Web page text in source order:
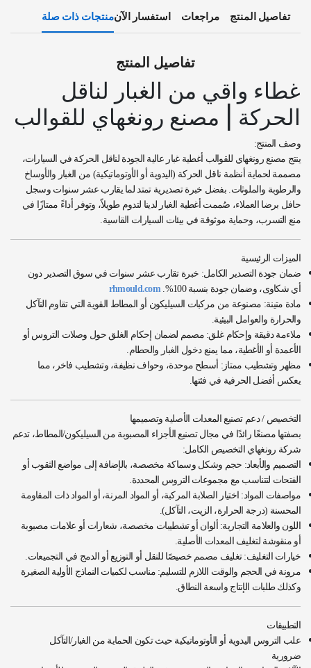
تفاصيل المنتج مراجعات استفسار الآنمنتجات ذات صلة
تفاصيل المنتج
غطاء واقي من الغبار لناقل
الحركة | مصنع رونغهاي للقوالب
وصف المنتج:
ينتج مصنع رونغهاي للقوالب أغطية غبار عالية الجودة لناقل الحركة في السيارات،
مصممة لحماية أنظمة ناقل الحركة (اليدوية أو الأوتوماتيكية) من الغبار والأوساخ
والرطوبة والملوثات. بفضل خبرة تصديرية تمتد لما يقارب عشر سنوات وسجل
حافل برضا العملاء، صُممت أغطية الغبار لدينا لتدوم طويلاً، وتوفر أداءً ممتازًا في
منع التسرب، وحماية موثوقة في بيئات السيارات القاسية.
الميزات الرئيسية
ضمان جودة التصدير الكامل: خبرة تقارب عشر سنوات في سوق التصدير دون
أي شكاوى، وضمان جودة بنسبة 100%.
rhmould.com
مادة متينة: مصنوعة من مركبات السيليكون أو المطاط القوية التي تقاوم التآكل
والحرارة والعوامل البيئية.
ملاءمة دقيقة وإحكام غلق: مصمم لضمان إحكام الغلق حول وصلات التروس أو
الأعمدة أو الأغطية، مما يمنع دخول الغبار والحطام.
مظهر وتشطيب ممتاز: أسطح موحدة، وحواف نظيفة، وتشطيب فاخر، مما
يعكس أفضل الحرفية في فئتها.
التخصيص / دعم تصنيع المعدات الأصلية وتصميمها
بصفتها مصنعًا رائدًا في مجال تصنيع الأجزاء المصبوبة من السيليكون/المطاط، تدعم
شركة رونغهاي التخصيص الكامل:
التصميم والأبعاد: حجم وشكل وسماكة مخصصة، بالإضافة إلى مواضع الثقوب أو
الفتحات لتتناسب مع مجموعات التروس المحددة.
مواصفات المواد: اختيار الصلابة المركبة، أو المواد المرنة، أو المواد ذات المقاومة
المحسنة (درجة الحرارة، الزيت، التآكل).
اللون والعلامة التجارية: ألوان أو تشطيبات مخصصة، شعارات أو علامات مصبوبة
أو منقوشة لتغليف المعدات الأصلية.
خيارات التغليف: تغليف مصمم خصيصًا للنقل أو التوزيع أو الدمج في التجميعات.
مرونة في الحجم والوقت اللازم للتسليم: مناسب لكميات النماذج الأولية الصغيرة
وكذلك طلبات الإنتاج واسعة النطاق.
التطبيقات
علب التروس اليدوية أو الأوتوماتيكية حيث تكون الحماية من الغبار/التآكل
ضرورية